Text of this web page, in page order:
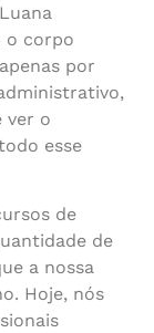
o corpo
por
ver o
esse
de
de
a nossa
Hoje, nós